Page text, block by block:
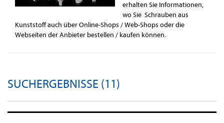
erhalten Sie Informationen,
wo Sie Schrauben aus
Kunststoff auch über Online-Shops / Web-Shops oder die
Webseiten der Anbieter bestellen / kaufen können.
SUCHERGEBNISSE (11)